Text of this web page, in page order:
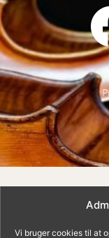
Vi bruger cookies til at